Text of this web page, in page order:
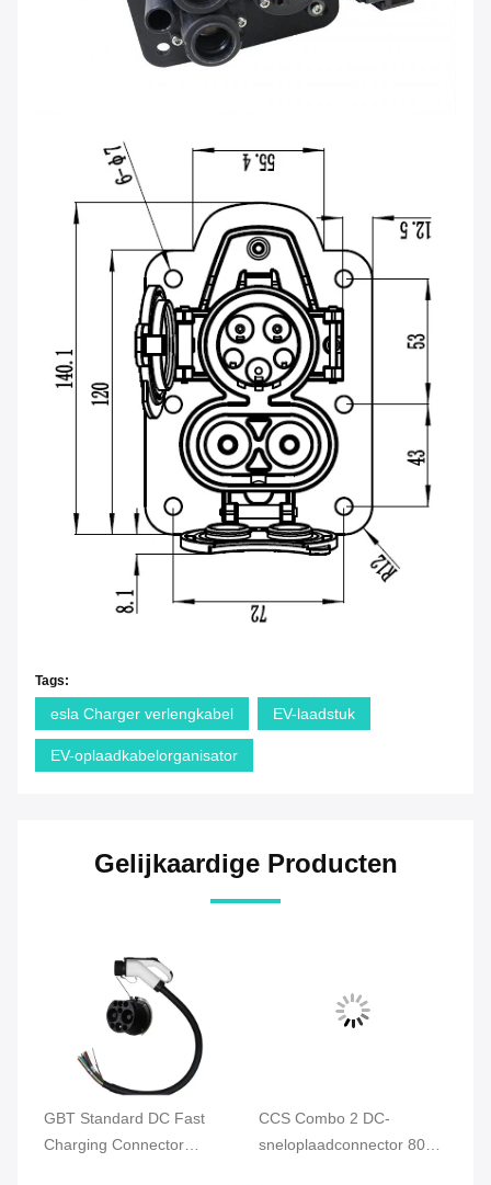
Tags:
esla Charger verlengkabel EV-laadstuk
EV-oplaadkabelorganisator
Gelijkaardige Producten
GBT Standard DC Fast
Charging Connector
CCS Combo 2 DC-
sneloplaadconnector 80A